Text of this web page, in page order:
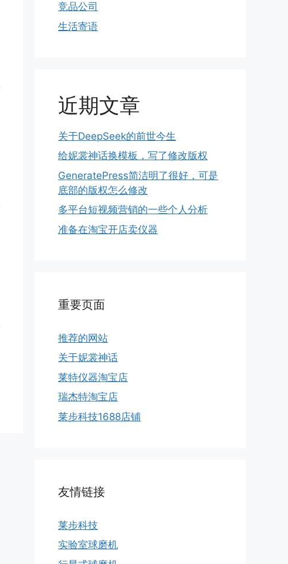
竞品公司
生活寄语
近期文章
关于DeepSeek的前世今生
给妮裳神话换模板，写了修改版权
GeneratePress简洁明了很好，可是
底部的版权怎么修改
多平台短视频营销的一些个人分析
准备在淘宝开店卖仪器
重要页面
推荐的网站
关于妮裳神话
莱特仪器淘宝店
瑞杰特淘宝店
莱步科技1688店铺
友情链接
莱步科技
实验室球磨机